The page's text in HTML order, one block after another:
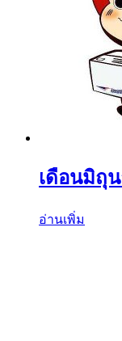
เดือนมิถุน
อ่านเพิ่ม